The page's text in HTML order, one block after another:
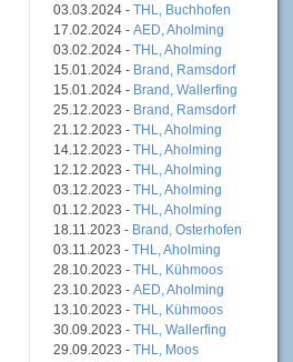
03.03.2024 - THL, Buchhofen
17.02.2024 - AED, Aholming
03.02.2024 - THL, Aholming
15.01.2024 - Brand, Ramsdorf
15.01.2024 - Brand, Wallerfing
25.12.2023 - Brand, Ramsdorf
21.12.2023 - THL, Aholming
14.12.2023 - THL, Aholming
12.12.2023 - THL, Aholming
03.12.2023 - THL, Aholming
01.12.2023 - THL, Aholming
18.11.2023 - Brand, Osterhofen
03.11.2023 - THL, Aholming
28.10.2023 - THL, Kühmoos
23.10.2023 - AED, Aholming
13.10.2023 - THL, Kühmoos
30.09.2023 - THL, Wallerfing
29.09.2023 - THL, Moos